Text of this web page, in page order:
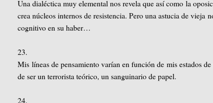
Una dialéctica muy elemental nos revela que así como la
crea núcleos internos de resistencia. Pero una astucia de vieja
cognitivo en su haber…
23.
Mis líneas de pensamiento varían en función de mis estados
de ser un terrorista teórico, un sanguinario de papel.
24.